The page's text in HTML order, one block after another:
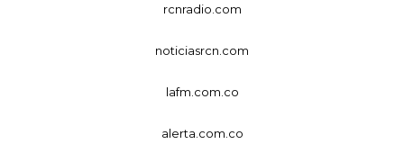
rcnradio.com
noticiasrcn.com
lafm.com.co
alerta.com.co